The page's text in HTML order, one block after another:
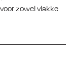
zowel vlakke